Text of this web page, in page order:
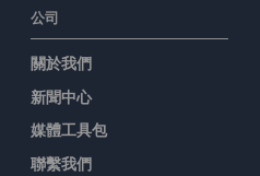
公司
關於我們
新聞中心
媒體工具包
聯繫我們